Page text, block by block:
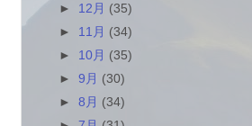
► 12月 (35)
► 11月 (34)
► 10月 (35)
►9月 (30)
►8月 (34)